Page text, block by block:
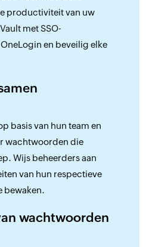
productiviteit van uw
met SSO-
en beveilig elke
basis van hun team en
wachtwoorden die
Wijs beheerders aan
van hun respectieve
bewaken.
wachtwoorden